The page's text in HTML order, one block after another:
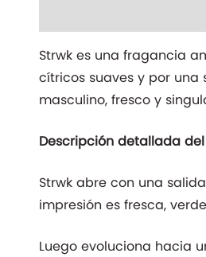
Strwk es una fragancia
cítricos suaves y por una
masculino, fresco y
Descripción detallada
Strwk abre con una
impresión es fresca,
Luego evoluciona hacia